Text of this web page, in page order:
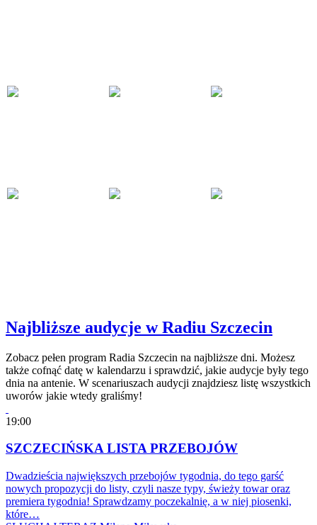
Najbliższe audycje w Radiu Szczecin
Zobacz pełen program Radia Szczecin na najbliższe dni. Możesz
także cofnąć datę w kalendarzu i sprawdzić, jakie audycje były tego
dnia na antenie. W scenariuszach audycji znajdziesz listę wszystkich
uworów jakie wtedy graliśmy!
19:00
SZCZECIŃSKA LISTA PRZEBOJÓW
Dwadzieścia największych przebojów tygodnia, do tego garść
nowych propozycji do listy, czyli nasze typy, świeży towar oraz
premiera tygodnia! Sprawdzamy poczekalnię, a w niej piosenki,
które…